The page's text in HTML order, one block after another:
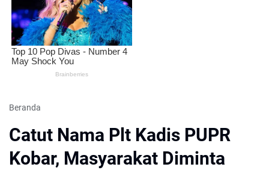
Beranda
Catut Nama Plt Kadis PUPR
Kobar, Masyarakat Diminta